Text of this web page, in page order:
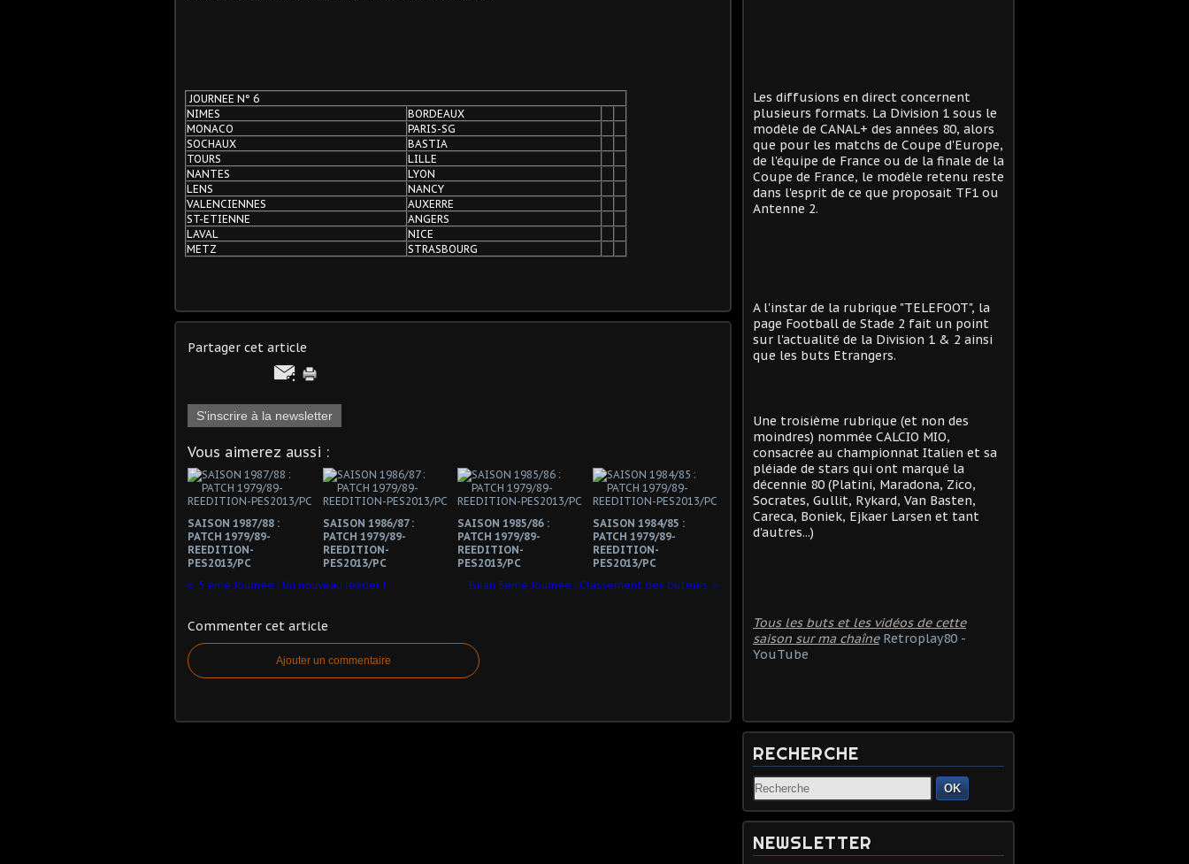
JOURNEE N° 6
NIMES
BORDEAUX
MONACO
PARIS-SG
SOCHAUX
BASTIA
TOURS
LILLE
NANTES
LYON
LENS
NANCY
VALENCIENNES
AUXERRE
ST-ETIENNE
ANGERS
LAVAL
NICE
METZ
STRASBOURG
Partager cet article
S'inscrire à la newsletter
Vous aimerez aussi :
SAISON 1987/88 :
PATCH 1979/89-
REEDITION-
PES2013/PC
SAISON 1986/87 :
PATCH 1979/89-
REEDITION-
PES2013/PC
SAISON 1985/86 :
PATCH 1979/89-
REEDITION-
PES2013/PC
SAISON 1984/85 :
PATCH 1979/89-
REEDITION-
PES2013/PC
5 ème Journée : Un nouveau leader !
Bilan 5ème Journée : Classement des buteurs
Commenter cet article
Ajouter un commentaire
Les diffusions en direct concernent
plusieurs formats. La Division 1 sous le
modèle de CANAL+ des années 80, alors
que pour les matchs de Coupe d'Europe,
de l'équipe de France ou de la finale de la
Coupe de France, le modèle retenu reste
dans l'esprit de ce que proposait TF1 ou
Antenne 2.
A l'instar de la rubrique "TELEFOOT", la
page Football de Stade 2 fait un point
sur l'actualité de la Division 1 & 2 ainsi
que les buts Etrangers.
Une troisième rubrique (et non des
moindres) nommée CALCIO MIO,
consacrée au championnat Italien et sa
pléiade de stars qui ont marqué la
décennie 80 (Platini, Maradona, Zico,
Socrates, Gullit, Rykard, Van Basten,
Careca, Boniek, Ejkaer Larsen et tant
d'autres...)
Tous les buts et les vidéos de cette
saison sur ma chaîne Retroplay80 -
YouTube
RECHERCHE
OK
NEWSLETTER